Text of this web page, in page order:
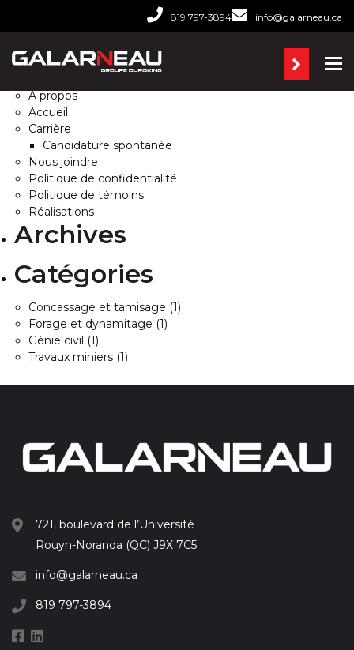
819 797-3894 info@galarneau.ca
Pages
À propos
Accueil
Carrière
Candidature spontanée
Nous joindre
Politique de confidentialité
Politique de témoins
Réalisations
Archives
Catégories
Concassage et tamisage (1)
Forage et dynamitage (1)
Génie civil (1)
Travaux miniers (1)
721, boulevard de l’Université
Rouyn-Noranda (QC) J9X 7C5
info@galarneau.ca
819 797-3894